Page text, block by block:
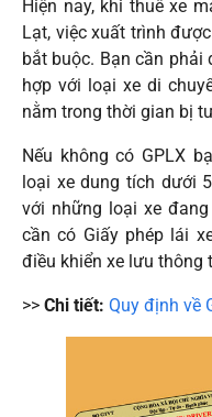
Hiện nay, khi thuê xe
Lạt, việc xuất trình
bắt buộc. Bạn cần phải
hợp với loại xe di
nằm trong thời gian bị
Nếu không có GPLX
loại xe dung tích dưới
với những loại xe
cần có Giấy phép lái
điều khiển xe lưu thông
>> Chi tiết: Quy định về